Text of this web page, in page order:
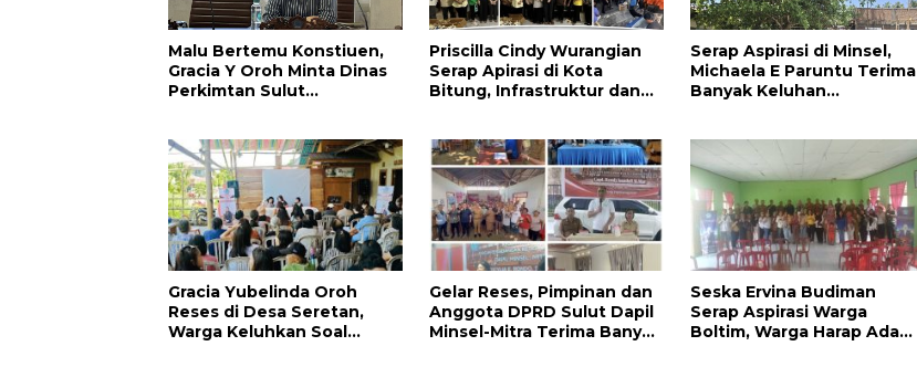
Malu Bertemu Konstiuen,
Gracia Y Oroh Minta Dinas
Perkimtan Sulut
Priscilla Cindy Wurangian
Serap Apirasi di Kota
Bitung, Infrastruktur dan
Warga
Serap Aspirasi di Minsel,
Michaela E Paruntu Terima
Banyak Keluhan
Gracia Yubelinda Oroh
Reses di Desa Seretan,
Warga Keluhkan Soal
Gelar Reses, Pimpinan dan
Anggota DPRD Sulut Dapil
Minsel-Mitra Terima Banyak
Seska Ervina Budiman
Serap Aspirasi Warga
Boltim, Warga Harap Ada